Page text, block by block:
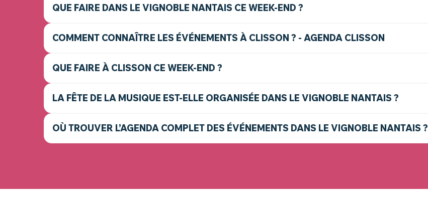
QUE FAIRE DANS LE VIGNOBLE NANTAIS CE WEEK-END ?
COMMENT CONNAÎTRE LES ÉVÉNEMENTS À CLISSON ? - AGENDA CLISSON
QUE FAIRE À CLISSON CE WEEK-END ?
LA FÊTE DE LA MUSIQUE EST-ELLE ORGANISÉE DANS LE VIGNOBLE NANTAIS ?
OÙ TROUVER L’AGENDA COMPLET DES ÉVÉNEMENTS DANS LE VIGNOBLE NANTAIS ?